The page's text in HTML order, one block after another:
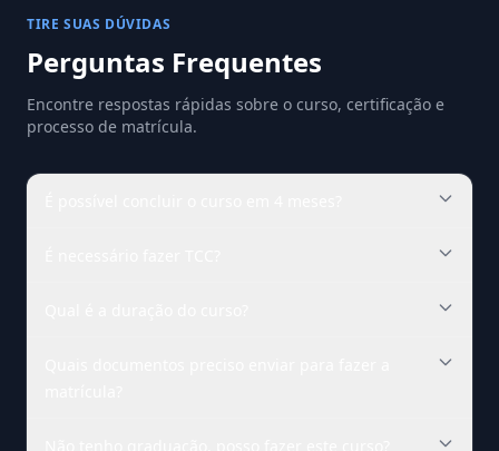
TIRE SUAS DÚVIDAS
Perguntas Frequentes
Encontre respostas rápidas sobre o curso, certificação e
processo de matrícula.